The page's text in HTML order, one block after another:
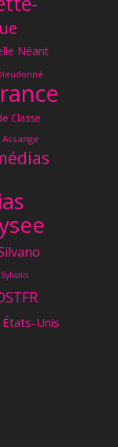
Néant
Classe
Assange
Sylvain
États-Unis